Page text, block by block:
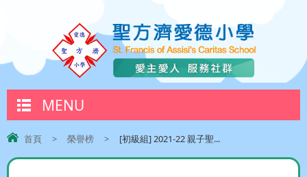
MENU
首頁 > 榮譽榜 > [初級組] 2021-22 親子聖...